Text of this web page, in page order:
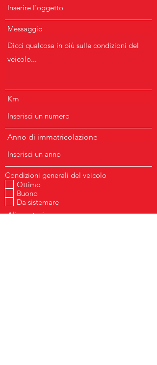
Messaggio
Km
Anno di immatricolazione
Condizioni generali del veicolo
Ottimo
Buono
Da sistemare
Alimentazione